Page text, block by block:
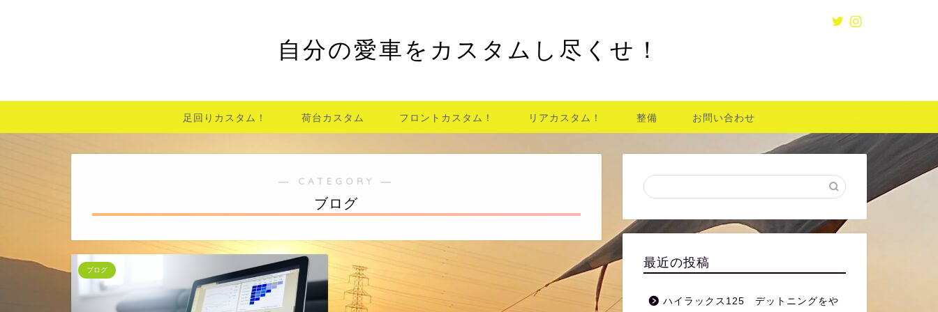
自分の愛車をカスタムし尽くせ！
足回りカスタム！ 荷台カスタム フロントカスタム！ リアカスタム！ 整備 お問い合わせ
― CATEGORY ―
ブログ
ブログ
最近の投稿
ハイラックス125 デットニングをや